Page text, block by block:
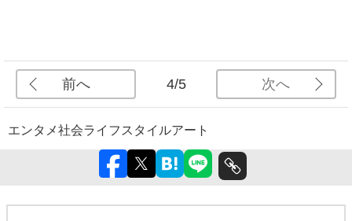
前へ 4/5 次へ
エンタメ社会ライフスタイルアート